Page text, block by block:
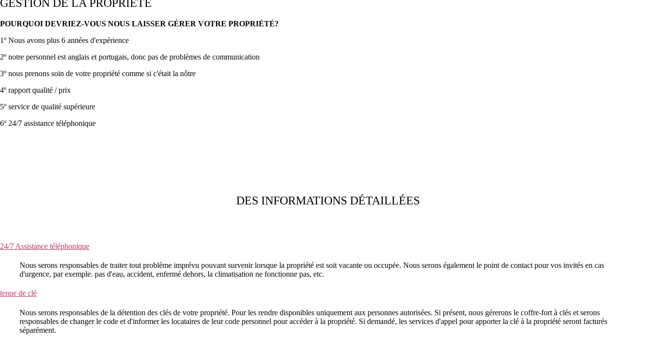
GESTION DE LA PROPRIÉTÉ
POURQUOI DEVRIEZ-VOUS NOUS LAISSER GÉRER VOTRE PROPRIÉTÉ?
1º Nous avons plus 6 années d'expérience
2º notre personnel est anglais et portugais, donc pas de problèmes de communication
3º nous prenons soin de votre propriété comme si c'était la nôtre
4º rapport qualité / prix
5º service de qualité supérieure
6º 24/7 assistance téléphonique
DES INFORMATIONS DÉTAILLÉES
24/7 Assistance téléphonique
Nous serons responsables de traiter tout problème imprévu pouvant survenir lorsque la propriété est soit vacante ou occupée. Nous serons également le point de contact pour vos invités en cas
d'urgence, par exemple. pas d'eau, accident, enfermé dehors, la climatisation ne fonctionne pas, etc.
tenue de clé
Nous serons responsables de la détention des clés de votre propriété. Pour les rendre disponibles uniquement aux personnes autorisées. Si présent, nous gérerons le coffre-fort à clés et serons
responsables de changer le code et d'informer les locataires de leur code personnel pour accéder à la propriété. Si demandé, les services d'appel pour apporter la clé à la propriété seront facturés
séparément.